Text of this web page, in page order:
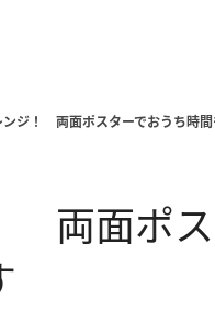
ンジ！ 両面ポスターでおうち時
両面ポス